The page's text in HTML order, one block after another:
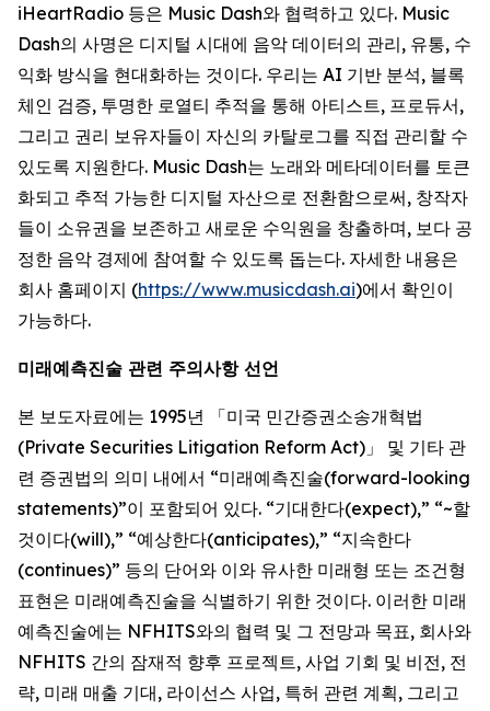
iHeartRadio 등은 Music Dash와 협력하고 있다. Music
Dash의 사명은 디지털 시대에 음악 데이터의 관리, 유통, 수
익화 방식을 현대화하는 것이다. 우리는 AI 기반 분석, 블록
체인 검증, 투명한 로열티 추적을 통해 아티스트, 프로듀서,
그리고 권리 보유자들이 자신의 카탈로그를 직접 관리할 수
있도록 지원한다. Music Dash는 노래와 메타데이터를 토큰
화되고 추적 가능한 디지털 자산으로 전환함으로써, 창작자
들이 소유권을 보존하고 새로운 수익원을 창출하며, 보다 공
정한 음악 경제에 참여할 수 있도록 돕는다. 자세한 내용은
회사 홈페이지 (https://www.musicdash.ai)에서 확인이
가능하다.
미래예측진술 관련 주의사항 선언
본 보도자료에는 1995년 「미국 민간증권소송개혁법
(Private Securities Litigation Reform Act)」 및 기타 관
련 증권법의 의미 내에서 “미래예측진술(forward-looking
statements)”이 포함되어 있다. “기대한다(expect),” “~할
것이다(will),” “예상한다(anticipates),” “지속한다
(continues)” 등의 단어와 이와 유사한 미래형 또는 조건형
표현은 미래예측진술을 식별하기 위한 것이다. 이러한 미래
예측진술에는 NFHITS와의 협력 및 그 전망과 목표, 회사와
NFHITS 간의 잠재적 향후 프로젝트, 사업 기회 및 비전, 전
략, 미래 매출 기대, 라이선스 사업, 특허 관련 계획, 그리고